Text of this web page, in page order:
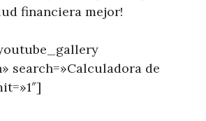
financiera mejor!
search=»Calculadora de